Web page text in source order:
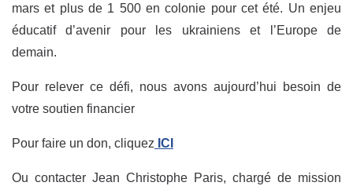
mars et plus de 1 500 en colonie pour cet été. Un enjeu
éducatif d’avenir pour les ukrainiens et l’Europe de
demain.
Pour relever ce défi, nous avons aujourd’hui besoin de
votre soutien financier
Pour faire un don, cliquez ICI
Ou contacter Jean Christophe Paris, chargé de mission